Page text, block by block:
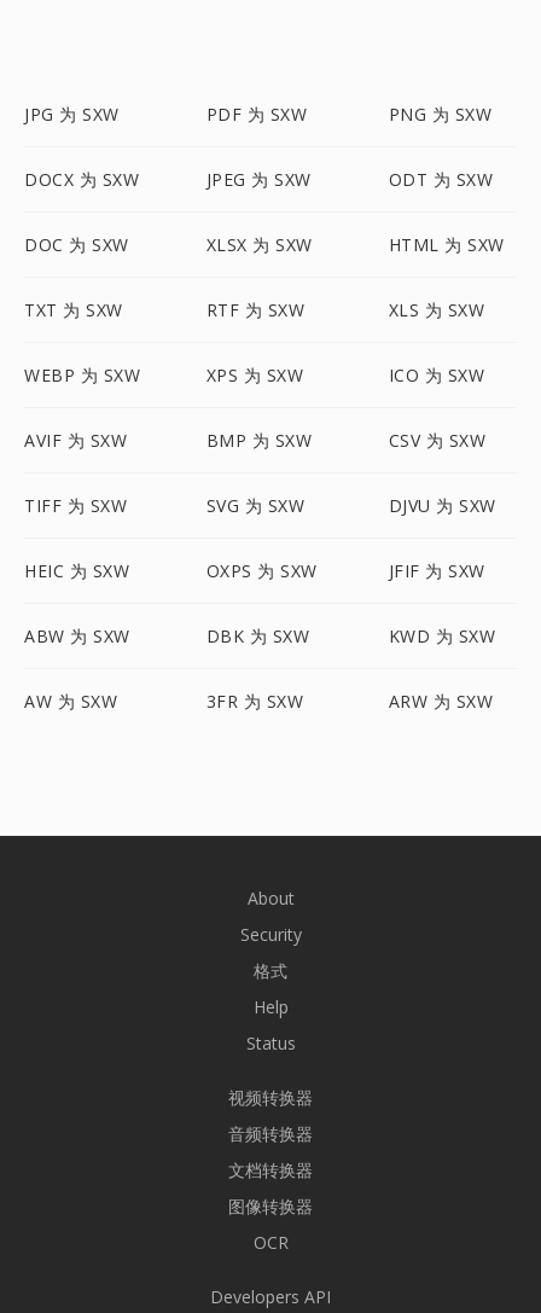
JPG 为 SXW PDF 为 SXW PNG 为 SXW
DOCX 为 SXW JPEG 为 SXW ODT 为 SXW
DOC 为 SXW XLSX 为 SXW HTML 为 SXW
TXT 为 SXW RTF 为 SXW XLS 为 SXW
WEBP 为 SXW XPS 为 SXW ICO 为 SXW
AVIF 为 SXW BMP 为 SXW CSV 为 SXW
TIFF 为 SXW SVG 为 SXW DJVU 为 SXW
HEIC 为 SXW OXPS 为 SXW JFIF 为 SXW
ABW 为 SXW DBK 为 SXW KWD 为 SXW
AW 为 SXW 3FR 为 SXW ARW 为 SXW
About
Security
格式
Help
Status
视频转换器
音频转换器
文档转换器
图像转换器
OCR
Developers API